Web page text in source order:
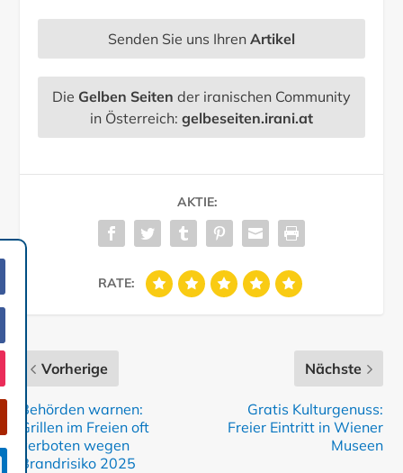
Senden Sie uns Ihren Artikel
Die Gelben Seiten der iranischen Community
in Österreich: gelbeseiten.irani.at
AKTIE:
RATE:
Vorherige
Behörden warnen:
Grillen im Freien oft
verboten wegen
Brandrisiko 2025
Nächste
Gratis Kulturgenuss:
Freier Eintritt in Wiener
Museen